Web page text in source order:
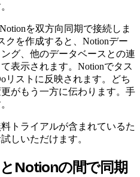
を双方向同期で接続しま
クを作成すると、Notionデー
グ、他のデータベースとの連
表示されます。Notionでタス
リストに反映されます。どち
がもう一方に伝わります。手
トライアルが含まれているた
しいただけます。
Notionの間で同期